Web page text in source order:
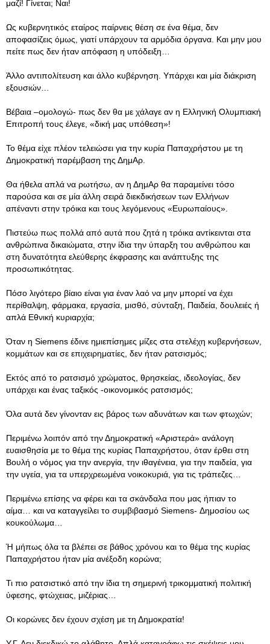
μαζί! Γίνεται; Ναι!
Ως κυβερνητικός εταίρος παίρνεις θέση σε ένα θέμα, δεν
αποφασίζεις όμως, γιατί υπάρχουν τα αρμόδια όργανα. Και μην μου
πείτε πως δεν ήταν απόφαση η υπόδειξη…
Άλλο αντιπολίτευση και άλλο κυβέρνηση. Υπάρχει και μία διάκριση
εξουσιών…
Βέβαια –ομολογώ- πως δεν θα με χάλαγε αν η Ελληνική Ολυμπιακή
Επιτροπή τους έλεγε, «δική μας υπόθεση»!
Το θέμα είχε πλέον τελειώσει για την κυρία Παπαχρήστου με τη
Δημοκρατική παρέμβαση της ΔημΑρ.
Θα ήθελα απλά να ρωτήσω, αν η ΔημΑρ θα παραμείνει τόσο
παρούσα και σε μία άλλη σειρά διεκδικήσεων των Ελλήνων
απέναντι στην τρόικα και τους λεγόμενους «Ευρωπαίους».
Πιστεύω πως πολλά από αυτά που ζητά η τρόικα αντίκεινται στα
ανθρώπινα δικαιώματα, στην ίδια την ύπαρξη του ανθρώπου και
στη δυνατότητα ελεύθερης έκφρασης και ανάπτυξης της
προσωπικότητας.
Πόσο λιγότερο βίαιο είναι για έναν λαό να μην μπορεί να έχει
περίθαλψη, φάρμακα, εργασία, μισθό, σύνταξη, Παιδεία, δουλειές ή
απλά Εθνική κυριαρχία;
Όταν η Siemens έδινε ημιεπίσημες μίζες στα στελέχη κυβερνήσεων,
κομμάτων και σε επιχειρηματίες, δεν ήταν ρατσισμός;
Εκτός από το ρατσισμό χρώματος, θρησκείας, ιδεολογίας, δεν
υπάρχει και ένας ταξικός -οικονομικός ρατσισμός;
Όλα αυτά δεν γίνονταν εις βάρος των αδυνάτων και των φτωχών;
Περιμένω λοιπόν από την Δημοκρατική «Αριστερά» ανάλογη
ευαισθησία με το θέμα της κυρίας Παπαχρήστου, όταν έρθει στη
Βουλή ο νόμος για την ανεργία, την ιθαγένεια, για την παιδεία, για
την υγεία, για τα υπερχρεωμένα νοικοκυριά, για τις τράπεζες…
Περιμένω επίσης να φέρει και τα σκάνδαλα που μας ήπιαν το
αίμα… και να καταγγείλει το συμβιβασμό Siemens- Δημοσίου ως
κουκούλωμα…
Ή μήπως όλα τα βλέπει σε βάθος χρόνου και το θέμα της κυρίας
Παπαχρήστου ήταν μία ανέξοδη κορώνα;
Τι πιο ρατσιστικό από την ίδια τη σημερινή τρικομματική πολιτική
ύφεσης, φτώχειας, μιζέριας…
Οι κορώνες δεν έχουν σχέση με τη Δημοκρατία!